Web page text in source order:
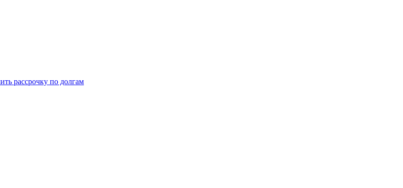
рассрочку по долгам